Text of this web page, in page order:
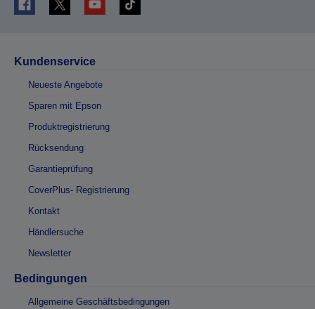
Kundenservice
Neueste Angebote
Sparen mit Epson
Produktregistrierung
Rücksendung
Garantieprüfung
CoverPlus- Registrierung
Kontakt
Händlersuche
Newsletter
Bedingungen
Allgemeine Geschäftsbedingungen